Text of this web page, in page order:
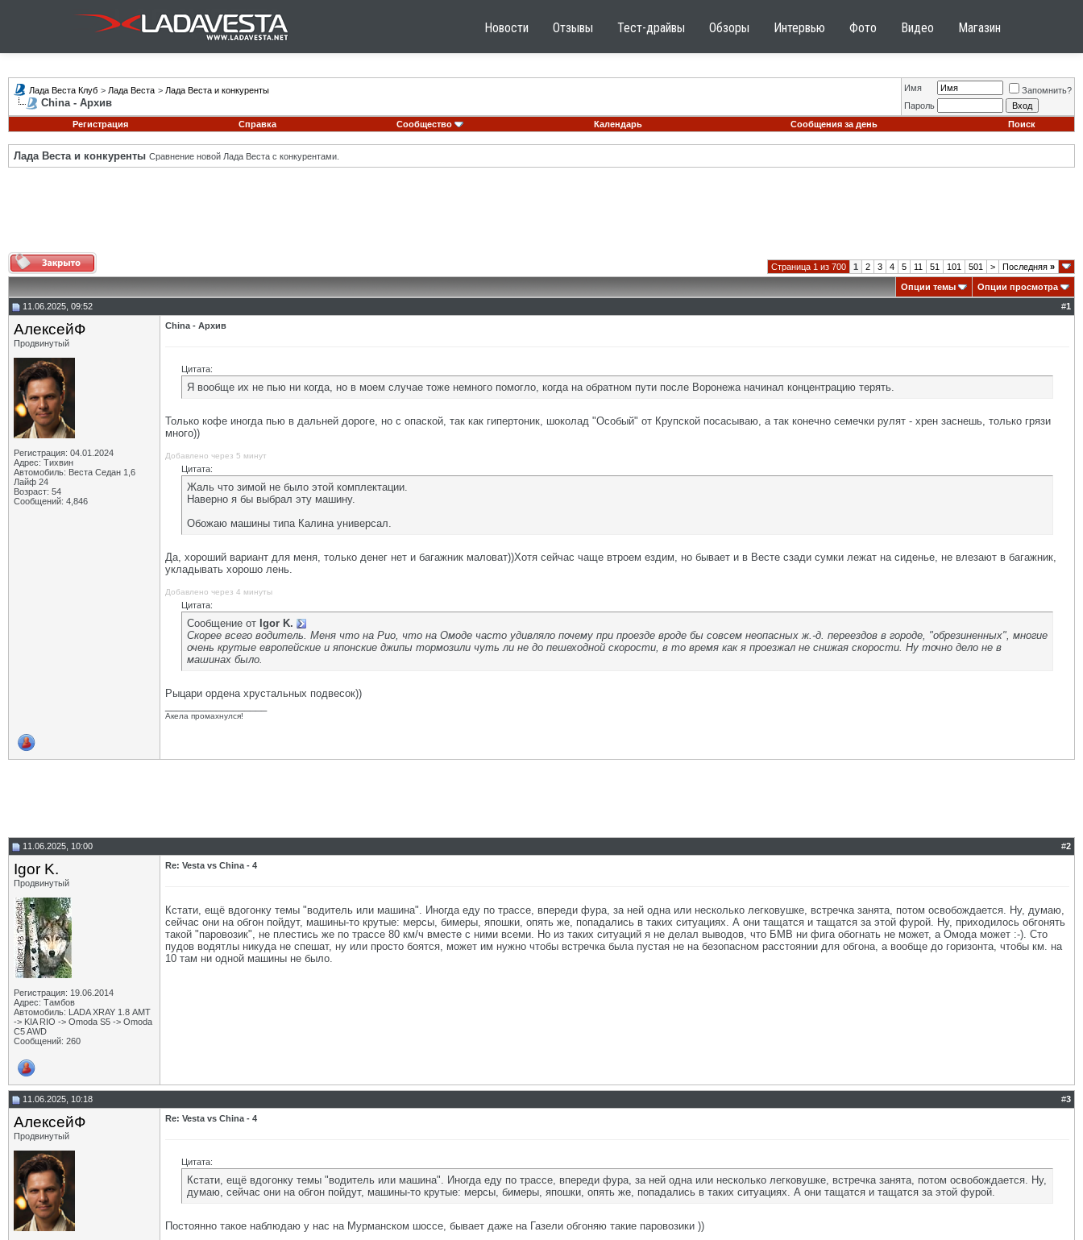
Новости Отзывы Тест-драйвы Обзоры Интервью Фото Видео Магазин
Лада Веста Клуб > Лада Веста > Лада Веста и конкуренты
China - Архив
Имя
Запомнить?
Пароль
Регистрация
Справка Сообщество Календарь Сообщения за день Поиск
Лада Веста и конкуренты Сравнение новой Лада Веста с конкурентами.
Страница 1 из 700 1 2 3 4 5 11 51 101 501 > Последняя »
Опции темы
Опции просмотра
11.06.2025, 09:52
#1
АлексейФ
Продвинутый
Регистрация: 04.01.2024
Адрес: Тихвин
Автомобиль: Веста Седан 1,6
Лайф 24
Возраст: 54
Сообщений: 4,846
China - Архив
Цитата:
Я вообще их не пью ни когда, но в моем случае тоже немного помогло, когда на обратном пути после Воронежа начинал концентрацию терять.
Только кофе иногда пью в дальней дороге, но с опаской, так как гипертоник, шоколад "Особый" от Крупской посасываю, а так конечно семечки рулят - хрен заснешь, только грязи
много))
Добавлено через 5 минут
Цитата:
Жаль что зимой не было этой комплектации.
Наверно я бы выбрал эту машину.
Обожаю машины типа Калина универсал.
Да, хороший вариант для меня, только денег нет и багажник маловат))Хотя сейчас чаще втроем ездим, но бывает и в Весте сзади сумки лежат на сиденье, не влезают в багажник,
укладывать хорошо лень.
Добавлено через 4 минуты
Цитата:
Сообщение от Igor K.
Скорее всего водитель. Меня что на Рио, что на Омоде часто удивляло почему при проезде вроде бы совсем неопасных ж.-д. переездов в городе, "обрезиненных", многие
очень крутые европейские и японские джипы тормозили чуть ли не до пешеходной скорости, в то время как я проезжал не снижая скорости. Ну точно дело не в
машинах было.
Рыцари ордена хрустальных подвесок))
Акела промахнулся!
11.06.2025, 10:00 #2
Igor K.
Продвинутый
Регистрация: 19.06.2014
Адрес: Тамбов
Автомобиль: LADA XRAY 1.8 АМТ
-> KIA RIO -> Omoda S5 -> Omoda
C5 AWD
Сообщений: 260
Re: Vesta vs China - 4
Кстати, ещё вдогонку темы "водитель или машина". Иногда еду по трассе, впереди фура, за ней одна или несколько легковушке, встречка занята, потом освобождается. Ну, думаю,
сейчас они на обгон пойдут, машины-то крутые: мерсы, бимеры, япошки, опять же, попадались в таких ситуациях. А они тащатся и тащатся за этой фурой. Ну, приходилось обгонять
такой "паровозик", не плестись же по трассе 80 км/ч вместе с ними всеми. Но из таких ситуаций я не делал выводов, что БМВ ни фига обогнать не может, а Омода может :-). Сто
пудов водятлы никуда не спешат, ну или просто боятся, может им нужно чтобы встречка была пустая не на безопасном расстоянии для обгона, а вообще до горизонта, чтобы км. на
10 там ни одной машины не было.
11.06.2025, 10:18 #3
АлексейФ
Продвинутый
Re: Vesta vs China - 4
Цитата:
Кстати, ещё вдогонку темы "водитель или машина". Иногда еду по трассе, впереди фура, за ней одна или несколько легковушке, встречка занята, потом освобождается. Ну,
думаю, сейчас они на обгон пойдут, машины-то крутые: мерсы, бимеры, япошки, опять же, попадались в таких ситуациях. А они тащатся и тащатся за этой фурой.
Постоянно такое наблюдаю у нас на Мурманском шоссе, бывает даже на Газели обгоняю такие паровозики ))